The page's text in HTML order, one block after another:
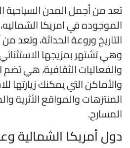
من أجمل المدن السياحية
في امريكا
وروعة الحداثة، وتعد من
تشتهر بمزيجها الاستثنائي
الثقافية، هي تضم
التي يمكنك زيارتها
والمواقع الأثرية
أمريكا الشمالية